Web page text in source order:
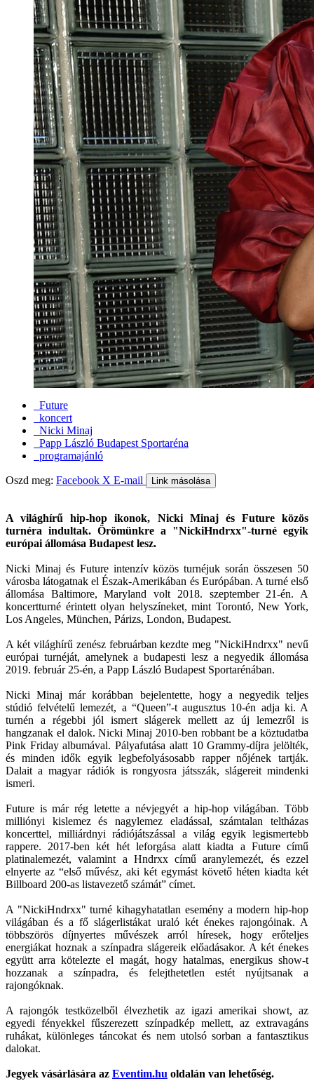
Future
koncert
Nicki Minaj
Papp László Budapest Sportaréna
programajánló
Oszd meg: Facebook X E-mail Link másolása
A világhírű hip-hop ikonok, Nicki Minaj és Future közös
turnéra indultak. Örömünkre a "NickiHndrxx"-turné egyik
európai állomása Budapest lesz.
Nicki Minaj és Future intenzív közös turnéjuk során összesen 50
városba látogatnak el Észak-Amerikában és Európában. A turné első
állomása Baltimore, Maryland volt 2018. szeptember 21-én. A
koncertturné érintett olyan helyszíneket, mint Torontó, New York,
Los Angeles, München, Párizs, London, Budapest.
A két világhírű zenész februárban kezdte meg "NickiHndrxx" nevű
európai turnéját, amelynek a budapesti lesz a negyedik állomása
2019. február 25-én, a Papp László Budapest Sportarénában.
Nicki Minaj már korábban bejelentette, hogy a negyedik teljes
stúdió felvételű lemezét, a “Queen”-t augusztus 10-én adja ki. A
turnén a régebbi jól ismert slágerek mellett az új lemezről is
hangzanak el dalok. Nicki Minaj 2010-ben robbant be a köztudatba
Pink Friday albumával. Pályafutása alatt 10 Grammy-díjra jelölték,
és minden idők egyik legbefolyásosabb rapper nőjének tartják.
Dalait a magyar rádiók is rongyosra játsszák, slágereit mindenki
ismeri.
Future is már rég letette a névjegyét a hip-hop világában. Több
milliónyi kislemez és nagylemez eladással, számtalan teltházas
koncerttel, milliárdnyi rádiójátszással a világ egyik legismertebb
rappere. 2017-ben két hét leforgása alatt kiadta a Future című
platinalemezét, valamint a Hndrxx című aranylemezét, és ezzel
elnyerte az “első művész, aki két egymást követő héten kiadta két
Billboard 200-as listavezető számát” címet.
A "NickiHndrxx" turné kihagyhatatlan esemény a modern hip-hop
világában és a fő slágerlistákat uraló két énekes rajongóinak. A
többszörös díjnyertes művészek arról híresek, hogy erőteljes
energiákat hoznak a színpadra slágereik előadásakor. A két énekes
együtt arra kötelezte el magát, hogy hatalmas, energikus show-t
hozzanak a színpadra, és felejthetetlen estét nyújtsanak a
rajongóknak.
A rajongók testközelből élvezhetik az igazi amerikai showt, az
egyedi fényekkel fűszerezett színpadkép mellett, az extravagáns
ruhákat, különleges táncokat és nem utolsó sorban a fantasztikus
dalokat.
Jegyek vásárlására az Eventim.hu oldalán van lehetőség.